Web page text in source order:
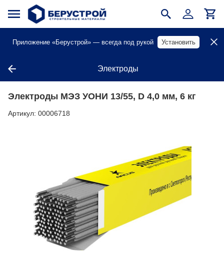
Приложение «Берустрой» — всегда под рукой Установить
Электроды
Электроды МЭЗ УОНИ 13/55, D 4,0 мм, 6 кг
Артикул: 00006718